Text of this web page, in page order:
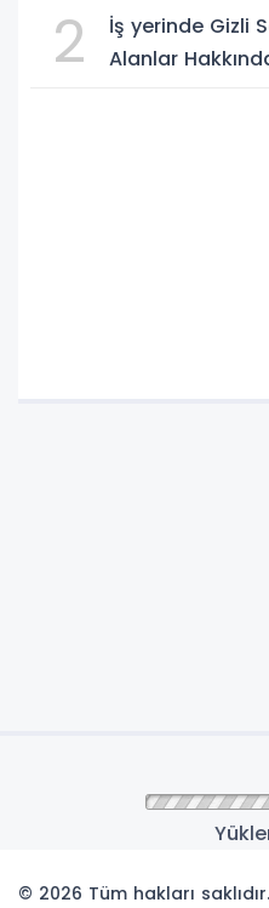
2
İş yerinde Gizli
Alanlar
© 2026 Tüm hakları